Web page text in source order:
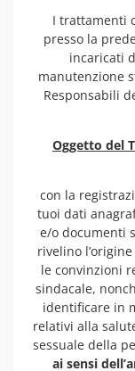
I trattamenti
presso la
incaricati
manutenzione
Responsabili
Oggetto del
con la
tuoi dati
e/o documenti
rivelino
le convinzioni
sindacale,
identificare in
relativi alla
sessuale della
ai sensi